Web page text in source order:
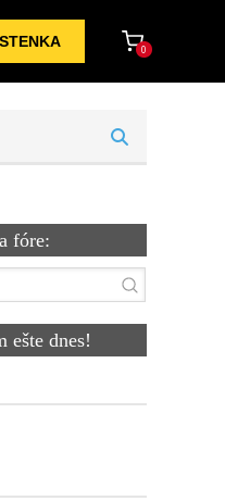
0
fóre:
ešte dnes!